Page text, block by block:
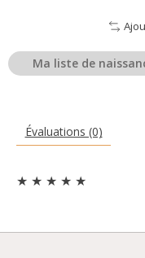
Ma liste de
Évaluations (0)
★ ★ ★ ★ ★